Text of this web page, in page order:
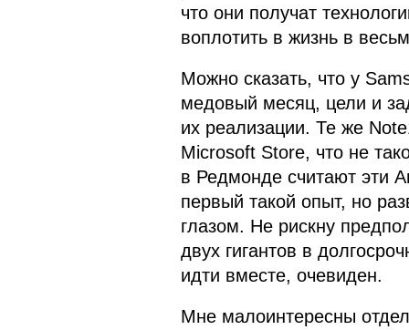
что они получат
воплотить в жизнь в
Можно сказать, что у
медовый месяц, цели и
их реализации. Те же
Microsoft Store, что не
в Редмонде считают эти
первый такой опыт, но
глазом. Не рискну
двух гигантов в
идти вместе, очевиден.
Мне малоинтересны